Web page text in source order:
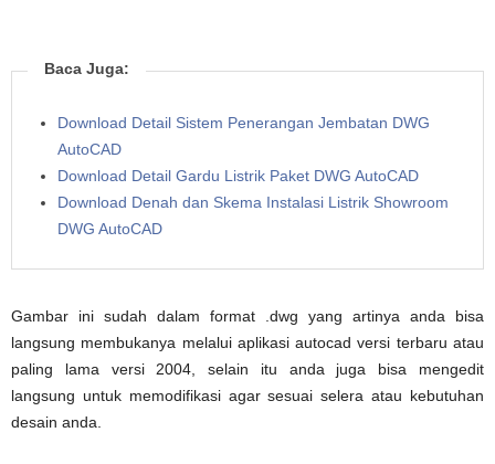
Baca Juga:
Download Detail Sistem Penerangan Jembatan DWG
AutoCAD
Download Detail Gardu Listrik Paket DWG AutoCAD
Download Denah dan Skema Instalasi Listrik Showroom
DWG AutoCAD
Gambar ini sudah dalam format .dwg yang artinya anda bisa
langsung membukanya melalui aplikasi autocad versi terbaru atau
paling lama versi 2004, selain itu anda juga bisa mengedit
langsung untuk memodifikasi agar sesuai selera atau kebutuhan
desain anda.